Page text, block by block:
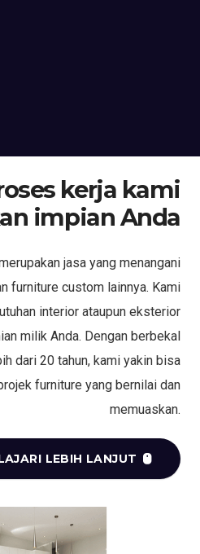
kerja kami
impian Anda
jasa yang menangani
furniture custom lainnya. Kami
interior ataupun eksterior
milik Anda. Dengan berbekal
dari 20 tahun, kami yakin bisa
furniture yang bernilai dan
memuaskan.
LEBIH LANJUT